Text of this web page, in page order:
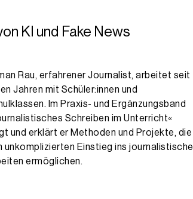
KI und Fake News
Rau, erfahrener Journalist, arbeitet seit
Jahren mit Schüler:innen und
Im Praxis- und Ergänzungsband
Schreiben im Unterricht«
und erklärt er Methoden und Projekte, die
unkomplizierten Einstieg ins journalistische
ermöglichen.